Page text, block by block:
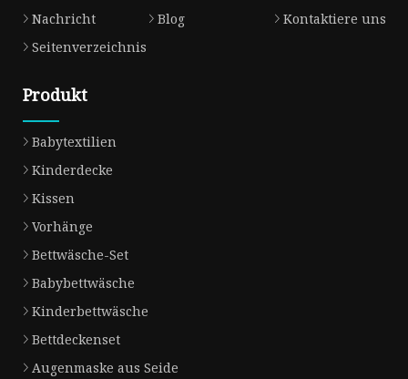
Nachricht
Blog
Kontaktiere uns
Seitenverzeichnis
Produkt
Babytextilien
Kinderdecke
Kissen
Vorhänge
Bettwäsche-Set
Babybettwäsche
Kinderbettwäsche
Bettdeckenset
Augenmaske aus Seide